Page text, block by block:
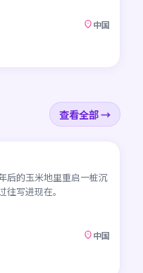
中国
查看全部 →
45:17
后的玉米地里重启一桩沉
写进现在。
中国